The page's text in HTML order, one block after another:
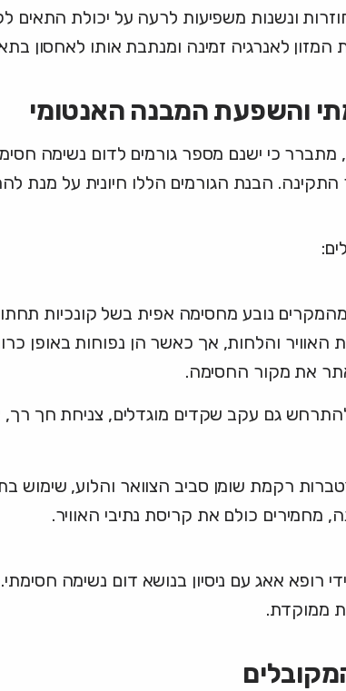
ונשנות משפיעות לרעה על יכולת התאים
לאנרגיה זמינה ומנתבת אותו לאחסון
והשפעת המבנה האנטומי
כי ישנם מספר גורמים לדום נשימה חסימתי.
התקינה. הבנת הגורמים הללו חיונית על
נובע מחסימה אפית בשל קונכיות
האוויר והלחות, אך כאשר הן נפוחות באופן
את מקור החסימה.
להתרחש גם עקב שקדים מוגדלים, צניחת חך רך,
רקמת שומן סביב הצוואר והלוע, שימוש
מחמירים כולם את קריסת נתיבי האוויר.
אאג עם ניסיון בנושא דום נשימה
ממוקדת.